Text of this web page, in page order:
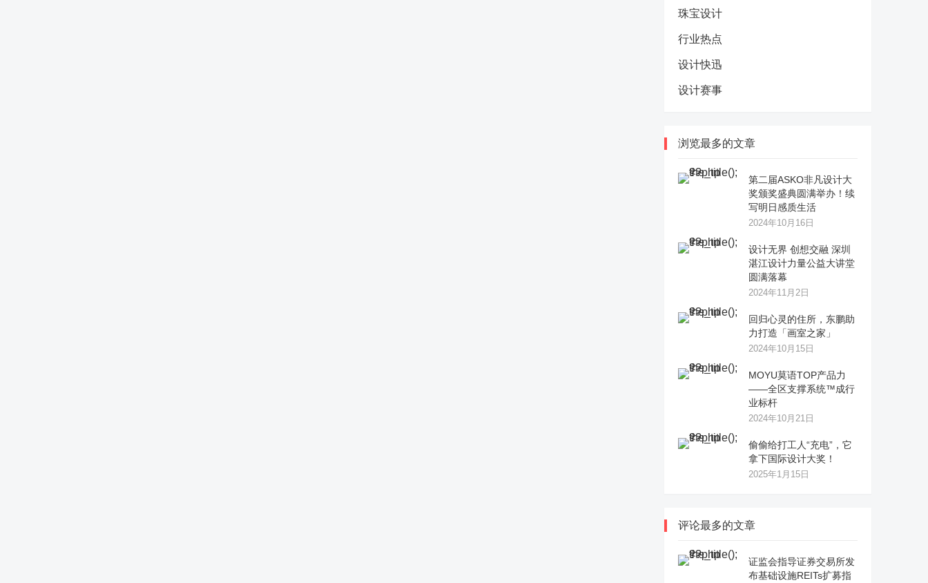
珠宝设计
行业热点
设计快迅
设计赛事
浏览最多的文章
第二届ASKO非凡设计大
奖颁奖盛典圆满举办！续
写明日感质生活
2024年10月16日
设计无界 创想交融 深圳
湛江设计力量公益大讲堂
圆满落幕
2024年11月2日
回归心灵的住所，东鹏助
力打造「画室之家」
2024年10月15日
MOYU莫语TOP产品力
——全区支撑系统™成行
业标杆
2024年10月21日
偷偷给打工人“充电”，它
拿下国际设计大奖！
2025年1月15日
评论最多的文章
证监会指导证券交易所发
布基础设施REITs扩募指